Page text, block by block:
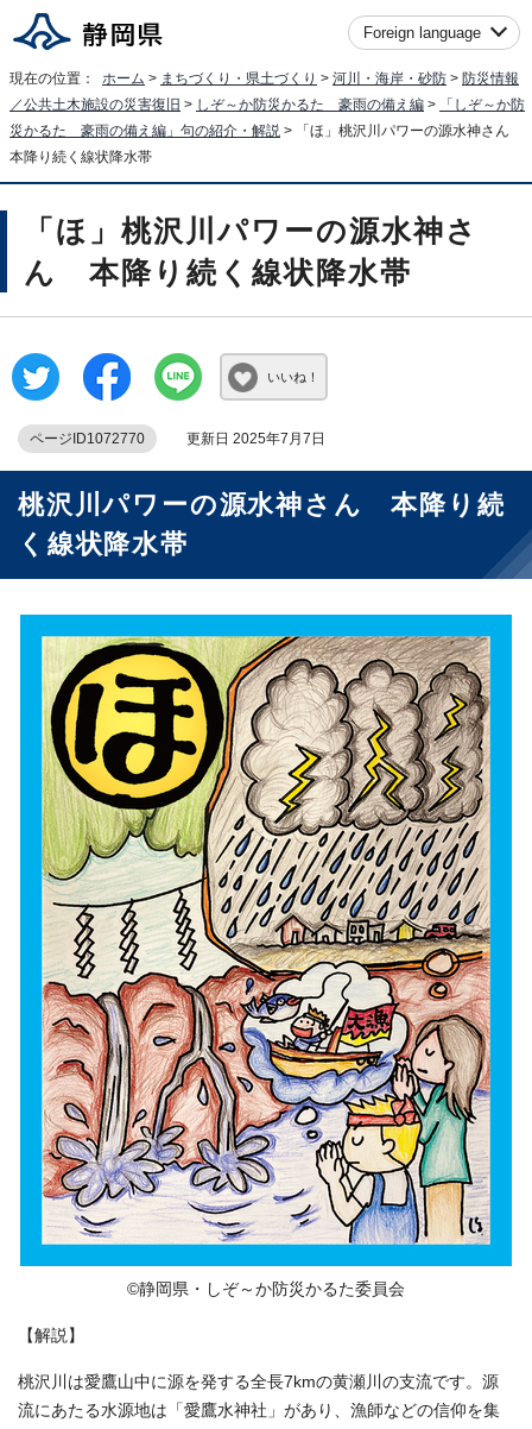
Foreign language
現在の位置： ホーム > まちづくり・県土づくり > 河川・海岸・砂防 > 防災情報
／公共土木施設の災害復旧 > しぞ～か防災かるた 豪雨の備え編 >
「しぞ～か防
災かるた 豪雨の備え編」句の紹介・解説 > 「ほ」桃沢川パワーの源水神さん
本降り続く線状降水帯
「ほ」桃沢川パワーの源水神さ
ん 本降り続く線状降水帯
いいね！
ページID1072770 更新日 2025年7月7日
桃沢川パワーの源水神さん 本降り続
く線状降水帯
©静岡県・しぞ～か防災かるた委員会
【解説】
桃沢川は愛鷹山中に源を発する全長7kmの黄瀬川の支流です。源
流にあたる水源地は「愛鷹水神社」があり、漁師などの信仰を集